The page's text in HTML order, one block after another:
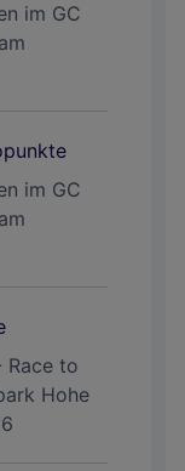
im GC
im GC
Race to
Hohe